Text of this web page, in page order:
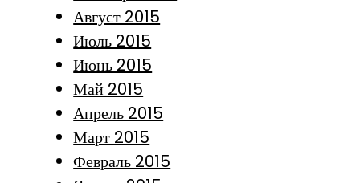
Август 2015
Июль 2015
Июнь 2015
Май 2015
Апрель 2015
Март 2015
Февраль 2015